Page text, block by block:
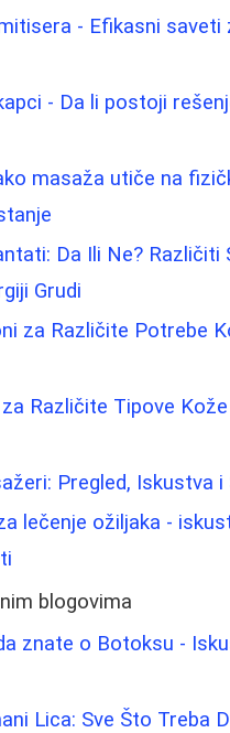
- Efikasni saveti
- Da li postoji
masaža utiče na
Da Ili Ne? Različiti
Grudi
za Različite Potrebe
Različite Tipove
Pregled, Iskustva i
lečenje ožiljaka -
blogovima
znate o Botoksu -
Lica: Sve Što Treba